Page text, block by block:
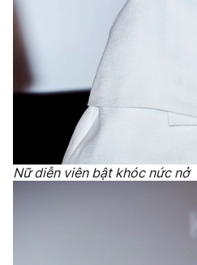
Nữ diễn viên bật khóc nức nở